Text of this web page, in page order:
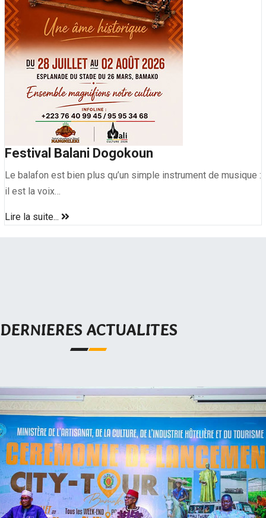
Festival Balani Dogokoun
Le balafon est bien plus qu’un simple instrument de musique :
il est la voix…
Lire la suite...
DERNIERES ACTUALITES